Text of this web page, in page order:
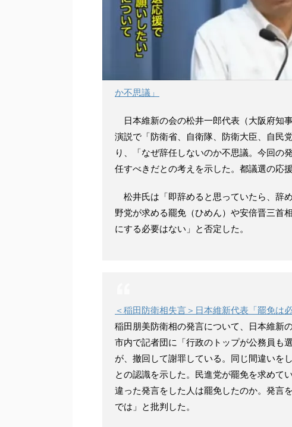
か不思議」
日本維新の会の松井一郎代表（大阪府知
演説で「防衛省、自衛隊、防衛大臣、自民
り、「なぜ辞任しないのか不思議。今回の
任すべきだとの考えを示した。都議選の応
松井氏は「即辞めると思っていたら、辞
野党が求める罷免（ひめん）や安倍晋三首
にする必要はない」と否定した。
＜稲田防衛相失言＞日本維新代表「罷免は必
稲田朋美防衛相の発言について、日本維新
市内で記者団に「行政のトップが公務員も
が、撤回して謝罪している。同じ間違いを
との認識を示した。民進党が罷免を求めて
違った発言をした人は罷免したのか。発言
では」と批判した。